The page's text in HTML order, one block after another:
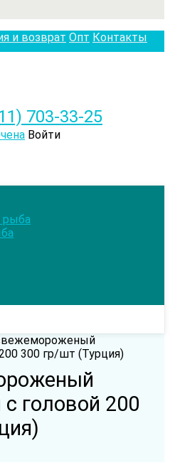
и возврат Опт Контакты
703-33-25
Войти
рыба
300 гр/шт (Турция)
головой 200